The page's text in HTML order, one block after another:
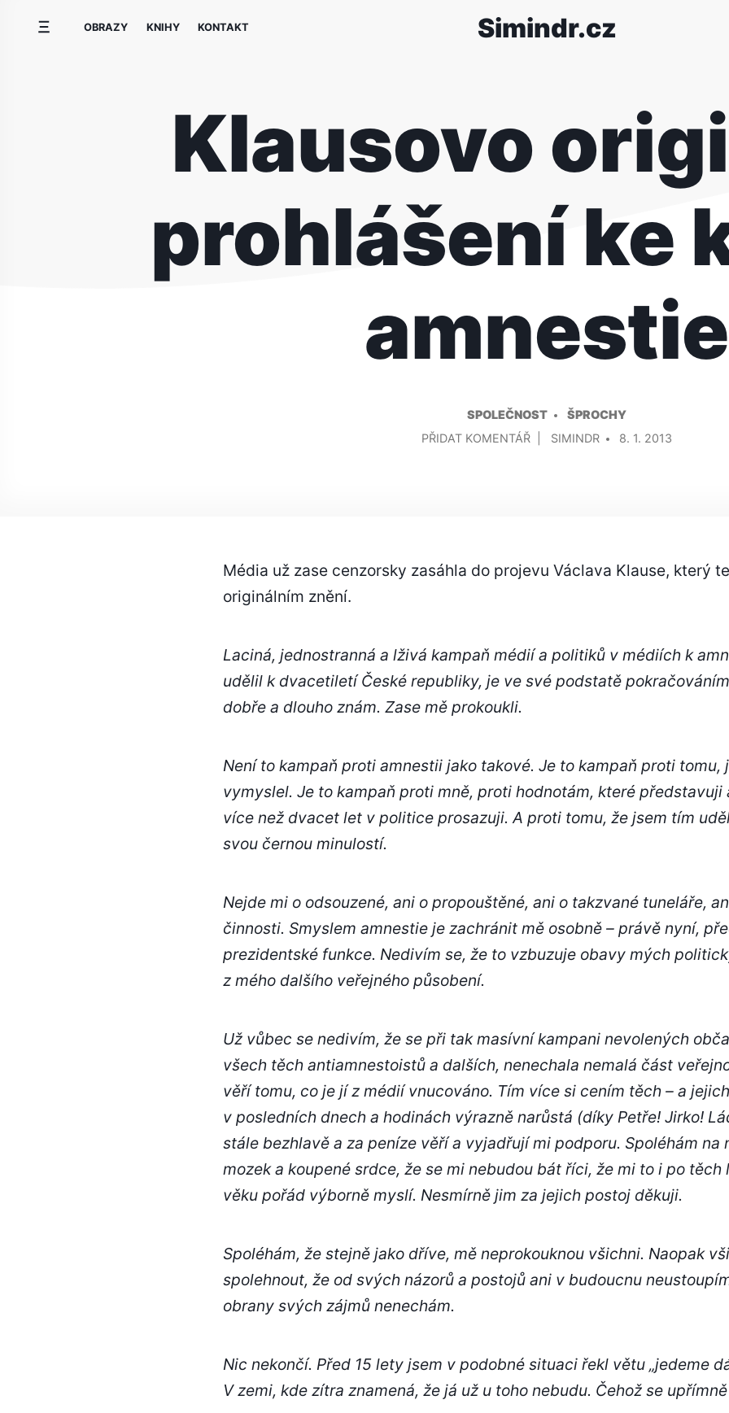
OBRAZY KNIHY KONTAKT Simindr.cz
Klausovo
prohlášení ke
amnestie
SPOLEČNOST
ŠPROCHY
PŘIDAT KOMENTÁŘNA
PŘIDAL/A
SIMINDR 8. 1. 2013
Média už zase cenzorsky zasáhla do projevu Václava Klause, který
originálním znění.
Laciná, jednostranná a lživá kampaň médií a politiků v médiích k
udělil k dvacetiletí České republiky, je ve své podstatě
dobře a dlouho znám. Zase mě prokoukli.
Není to kampaň proti amnestii jako takové. Je to kampaň proti tomu,
vymyslel. Je to kampaň proti mně, proti hodnotám, které představuji
více než dvacet let v politice prosazuji. A proti tomu, že jsem tím
svou černou minulostí.
Nejde mi o odsouzené, ani o propouštěné, ani o takzvané tuneláře,
činnosti. Smyslem amnestie je zachránit mě osobně – právě nyní,
prezidentské funkce. Nedivím se, že to vzbuzuje obavy mých
z mého dalšího veřejného působení.
Už vůbec se nedivím, že se při tak masívní kampani nevolených
všech těch antiamnestoistů a dalších, nenechala nemalá část
věří tomu, co je jí z médií vnucováno. Tím více si cením těch – a
v posledních dnech a hodinách výrazně narůstá (díky Petře! Jirko!
stále bezhlavě a za peníze věří a vyjadřují mi podporu. Spoléhám na
mozek a koupené srdce, že se mi nebudou bát říci, že mi to i po těch
věku pořád výborně myslí. Nesmírně jim za jejich postoj děkuji.
Spoléhám, že stejně jako dříve, mě neprokouknou všichni. Naopak
spolehnout, že od svých názorů a postojů ani v budoucnu
obrany svých zájmů nenechám.
Nic nekončí. Před 15 lety jsem v podobné situaci řekl větu „jedeme
V zemi, kde zítra znamená, že já už u toho nebudu. Čehož se